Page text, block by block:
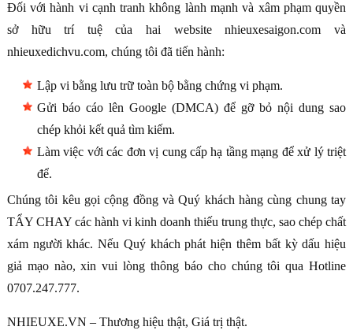
Đối với hành vi cạnh tranh không lành mạnh và xâm phạm quyền
sở hữu trí tuệ của hai website nhieuxesaigon.com và
nhieuxedichvu.com, chúng tôi đã tiến hành:
Lập vi bằng lưu trữ toàn bộ bằng chứng vi phạm.
Gửi báo cáo lên Google (DMCA) để gỡ bỏ nội dung sao
chép khỏi kết quả tìm kiếm.
Làm việc với các đơn vị cung cấp hạ tầng mạng để xử lý triệt
để.
Chúng tôi kêu gọi cộng đồng và Quý khách hàng cùng chung tay
TẨY CHAY các hành vi kinh doanh thiếu trung thực, sao chép chất
xám người khác. Nếu Quý khách phát hiện thêm bất kỳ dấu hiệu
giả mạo nào, xin vui lòng thông báo cho chúng tôi qua Hotline
0707.247.777.
NHIEUXE.VN – Thương hiệu thật, Giá trị thật.